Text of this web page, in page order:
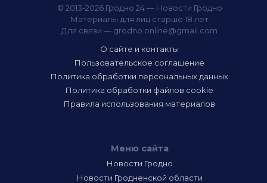
© 2013-2026 Гродно 24 — Новости Гродно
Материалы для лиц старше 18 лет
Для связи — grodno.online@gmail.com
О сайте и контакты
Пользовательское соглашение
Политика обработки персональных данных
Политика обработки файлов cookie
Правила использования материалов
Меню сайта
Новости Гродно
Новости Гродненской области